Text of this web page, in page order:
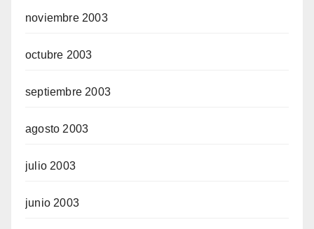
noviembre 2003
octubre 2003
septiembre 2003
agosto 2003
julio 2003
junio 2003